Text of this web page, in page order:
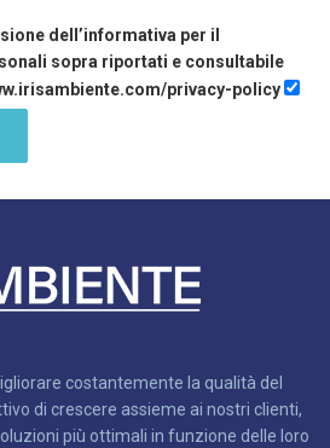
dell’informativa per il
sopra riportati e consultabile
privacy-policy
costantemente la qualità del
di crescere assieme ai nostri clienti,
più ottimali in funzione delle loro